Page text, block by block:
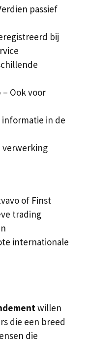
passief
bij
– Ook voor
in de
verwerking
of Finst
trading
internationale
willen
die een breed
die